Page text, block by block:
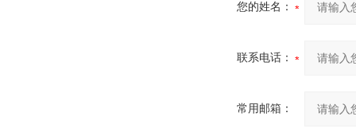
您的姓名：
联系电话：
常用邮箱：